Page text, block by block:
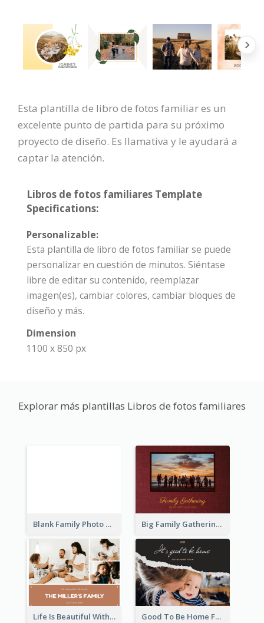
Esta plantilla de libro de fotos familiar es un
excelente punto de partida para su próximo
proyecto de diseño. Es llamativa y le ayudará a
captar la atención.
Libros de fotos familiares Template
Specifications:
Personalizable:
Esta plantilla de libro de fotos familiar se puede
personalizar en cuestión de minutos. Siéntase
libre de editar su contenido, reemplazar
imagen(es), cambiar colores, cambiar bloques de
diseño y más.
Dimension
1100 x 850 px
Explorar más plantillas Libros de fotos familiares
Blank Family Photo Book Big Family Gathering Photo Book
Life Is Beautiful With Family Photo Book Good To Be Home Family Photo Book